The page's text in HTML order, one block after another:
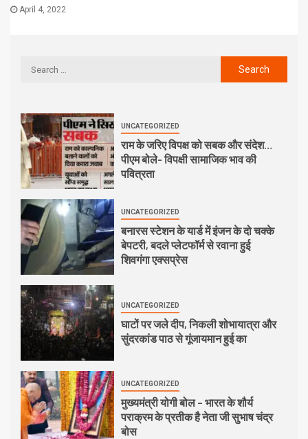
April 4, 2022
UNCATEGORIZED
राम के जरिए विपक्ष को सबक और संदेश…
पीएम बोले- विपक्षी सामाजिक भाव की
पवित्रता
UNCATEGORIZED
बनारस स्टेशन के यार्ड में इंजन के दो चक्के
बेपटरी, बदले प्लेटफॉर्म से रवाना हुई
शिवगंगा एक्सप्रेस
UNCATEGORIZED
घाटों पर जले दीप, निकली शोभायात्रा और
सुंदरकांड पाठ से गूंजायमान हुई का
UNCATEGORIZED
मुख्यमंत्री योगी बोल – भारत के शौर्य
पराक्रम के प्रतीक है नेता जी सुभाष चंद्र
बोस